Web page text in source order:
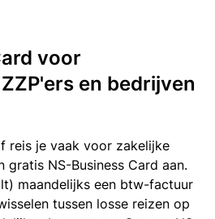
voor
en bedrijven
reis je vaak voor zakelijke
gratis NS-Business Card aan.
maandelijks een btw-factuur
tussen losse reizen op